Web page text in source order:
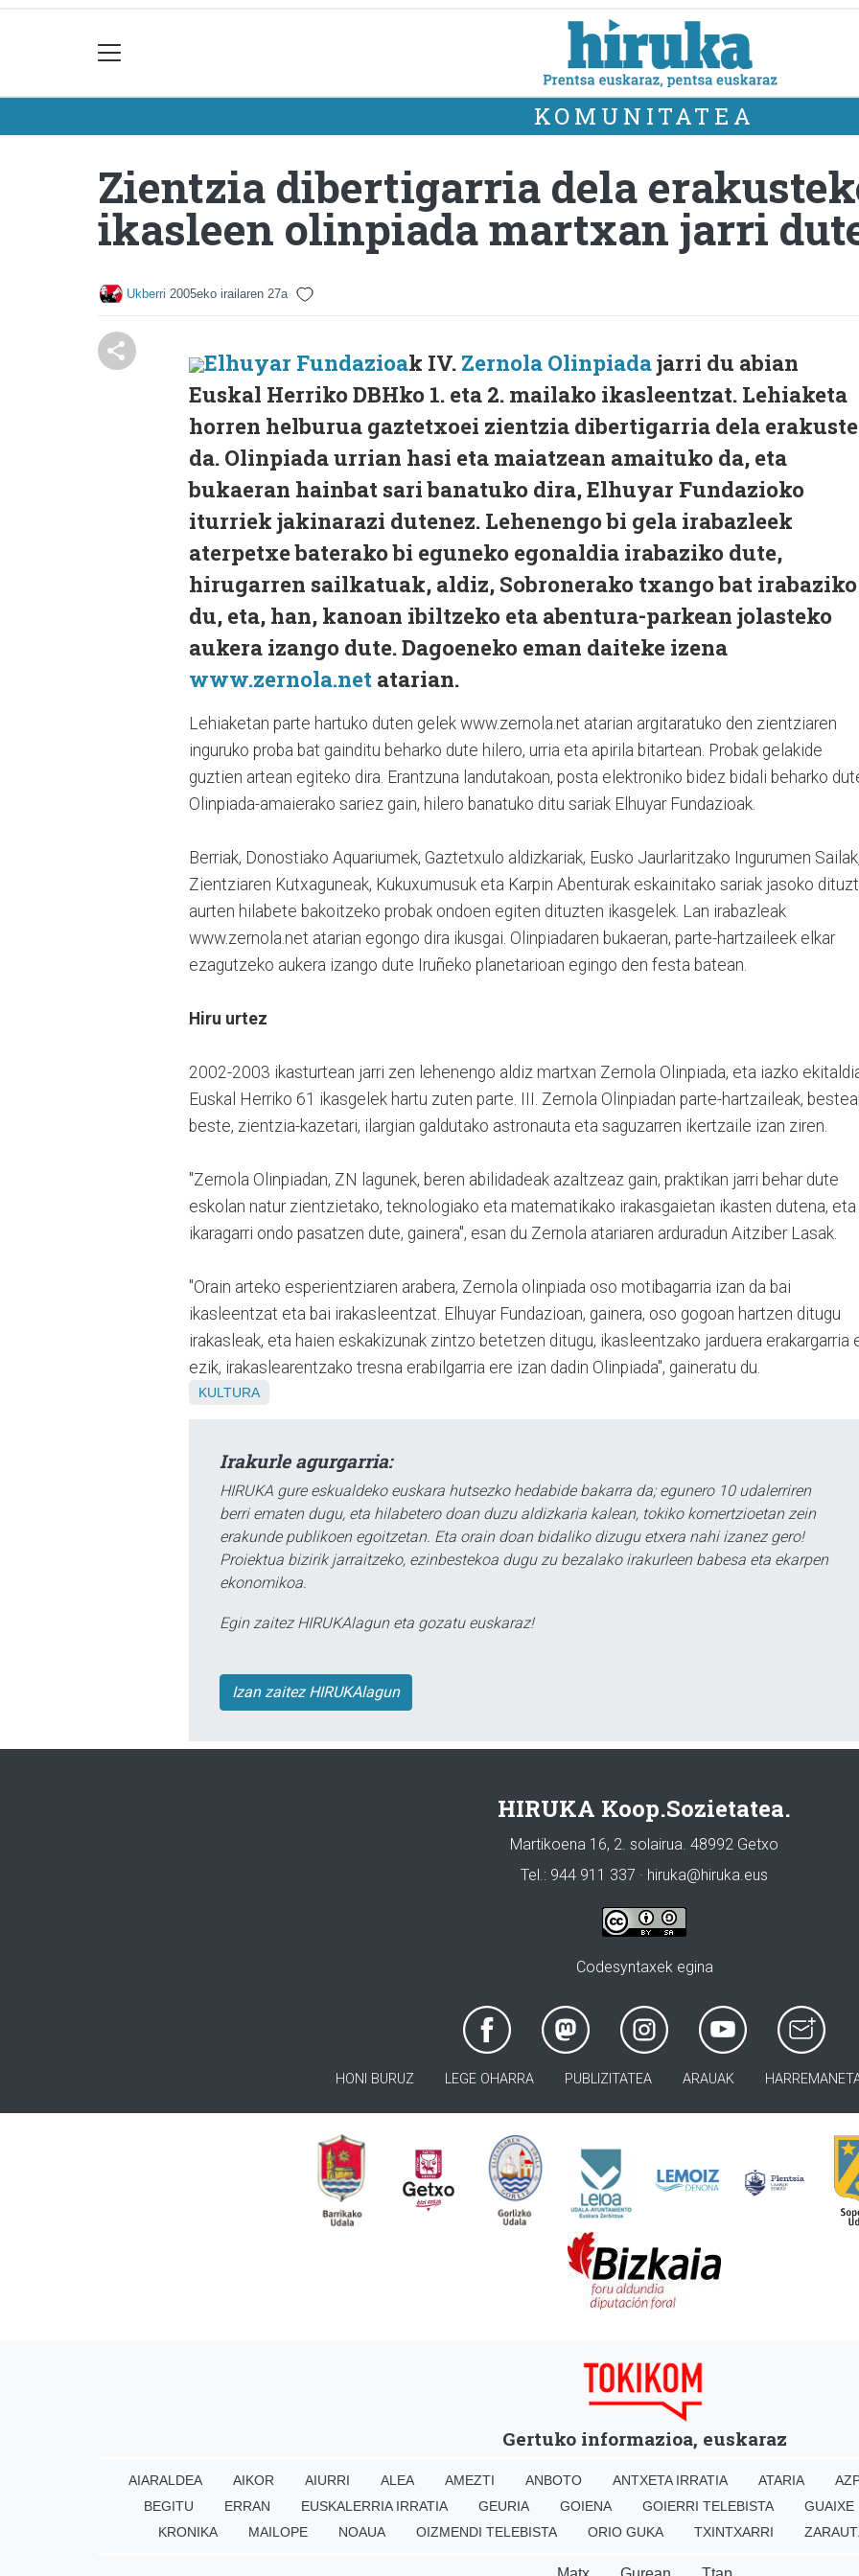
KOMUNITATEA
Zientzia dibertigarria dela
ikasleen olinpiada martxan jarri
Ukberri 2005eko irailaren 27a
Elhuyar Fundazioak IV. Zernola Olinpiadajarri du abian
Euskal Herriko DBHko 1. eta 2. mailako ikasleentzat. Lehiaketa
horren helburua gaztetxoei zientzia dibertigarria dela
da. Olinpiada urrian hasi eta maiatzean amaituko da, eta
bukaeran hainbat sari banatuko dira, Elhuyar Fundazioko
iturriek jakinarazi dutenez. Lehenengo bi gela irabazleek
aterpetxe baterako bi eguneko egonaldia irabaziko dute,
hirugarren sailkatuak, aldiz, Sobronerako txango bat irabaziko
du, eta, han, kanoan ibiltzeko eta abentura-parkean jolasteko
aukera izango dute. Dagoeneko eman daiteke izena
www.zernola.net atarian.
Lehiaketan parte hartuko duten gelek www.zernola.net atarian argitaratuko den zientziaren
inguruko proba bat gainditu beharko dute hilero, urria eta apirila bitartean. Probak gelakide
guztien artean egiteko dira. Erantzuna landutakoan, posta elektroniko bidez bidali beharko
Olinpiada-amaierako sariez gain, hilero banatuko ditu sariak Elhuyar Fundazioak.
Berriak, Donostiako Aquariumek, Gaztetxulo aldizkariak, Eusko Jaurlaritzako Ingurumen
Zientziaren Kutxaguneak, Kukuxumusuk eta Karpin Abenturak eskainitako sariak jasoko
aurten hilabete bakoitzeko probak ondoen egiten dituzten ikasgelek. Lan irabazleak
www.zernola.net atarian egongo dira ikusgai. Olinpiadaren bukaeran, parte-hartzaileek elkar
ezagutzeko aukera izango dute Iruñeko planetarioan egingo den festa batean.
Hiru urtez
2002-2003 ikasturtean jarri zen lehenengo aldiz martxan Zernola Olinpiada, eta iazko
Euskal Herriko 61 ikasgelek hartu zuten parte. III. Zernola Olinpiadan parte-hartzaileak,
beste, zientzia-kazetari, ilargian galdutako astronauta eta saguzarren ikertzaile izan ziren.
"Zernola Olinpiadan, ZN lagunek, beren abilidadeak azaltzeaz gain, praktikan jarri behar dute
eskolan natur zientzietako, teknologiako eta matematikako irakasgaietan ikasten dutena, eta
ikaragarri ondo pasatzen dute, gainera", esan du Zernola atariaren arduradun Aitziber Lasak.
"Orain arteko esperientziaren arabera, Zernola olinpiada oso motibagarria izan da bai
ikasleentzat eta bai irakasleentzat. Elhuyar Fundazioan, gainera, oso gogoan hartzen ditugu
irakasleak, eta haien eskakizunak zintzo betetzen ditugu, ikasleentzako jarduera erakargarria
ezik, irakaslearentzako tresna erabilgarria ere izan dadin Olinpiada", gaineratu du.
KULTURA
Irakurle agurgarria:
HIRUKA gure eskualdeko euskara hutsezko hedabide bakarra da; egunero 10 udalerriren
berri ematen dugu, eta hilabetero doan duzu aldizkaria kalean, tokiko komertzioetan zein
erakunde publikoen egoitzetan. Eta orain doan bidaliko dizugu etxera nahi izanez gero!
Proiektua bizirik jarraitzeko, ezinbestekoa dugu zu bezalako irakurleen babesa eta ekarpen
ekonomikoa.
Egin zaitez HIRUKAlagun eta gozatu euskaraz!
Izan zaitez HIRUKAlagun
HIRUKA Koop.Sozietatea.
Martikoena 16, 2. solairua. 48992 Getxo
Tel.: 944 911 337 · hiruka@hiruka.eus
Codesyntaxek egina
HONI BURUZ LEGE OHARRA PUBLIZITATEA ARAUAK
Gertuko informazioa, euskaraz
AIARALDEA AIKOR AIURRI ALEA AMEZTI ANBOTO ANTXETA IRRATIA ATARIA
BEGITU
ERRAN EUSKALERRIA IRRATIA GEURIA GOIENA GOIERRI TELEBISTA
GUAIXE
KRONIKA
MAILOPE NOAUA OIZMENDI TELEBISTA ORIO GUKA TXINTXARRI